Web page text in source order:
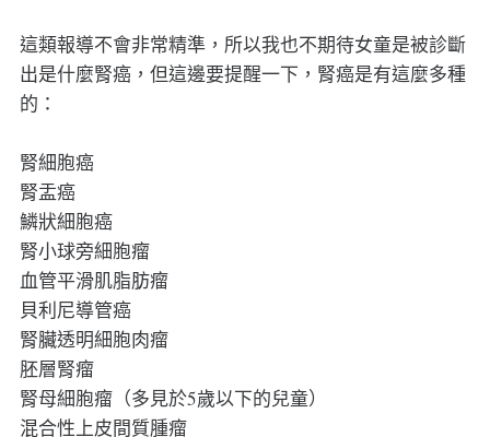
這類報導不會非常精準，所以我也不期待女童是被診斷
出是什麼腎癌，但這邊要提醒一下，腎癌是有這麼多種
的：
腎細胞癌
腎盂癌
鱗狀細胞癌
腎小球旁細胞瘤
血管平滑肌脂肪瘤
貝利尼導管癌
腎臟透明細胞肉瘤
胚層腎瘤
腎母細胞瘤（多見於5歲以下的兒童）
混合性上皮間質腫瘤